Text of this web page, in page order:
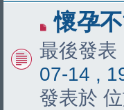
有
新
文
章
懷孕
最後發表
07-14 ,
發表於